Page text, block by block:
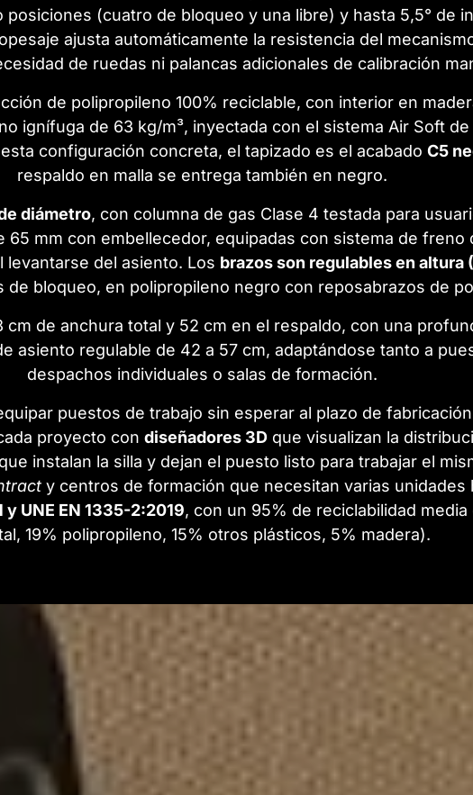
(cuatro de bloqueo y una libre) y hasta 5,5° de
ajusta automáticamente la resistencia del
de ruedas ni palancas adicionales de calibración
de polipropileno 100% reciclable, con interior en
ignífuga de 63 kg/m³, inyectada con el sistema Air Soft
configuración concreta, el tapizado es el acabado C5
respaldo en malla se entrega también en negro.
diámetro, con columna de gas Clase 4 testada para
mm con embellecedor, equipadas con sistema de freno
levantarse del asiento. Los brazos son regulables en altura
de bloqueo, en polipropileno negro con reposabrazos de
cm de anchura total y 52 cm en el respaldo, con una
asiento regulable de 42 a 57 cm, adaptándose tanto a
despachos individuales o salas de formación.
puestos de trabajo sin esperar al plazo de
proyecto con diseñadores 3Dque visualizan la
instalan la silla y dejan el puesto listo para trabajar el
y centros de formación que necesitan varias unidades
y UNE EN 1335-2:2019, con un 95% de reciclabilidad
19% polipropileno, 15% otros plásticos, 5% madera).